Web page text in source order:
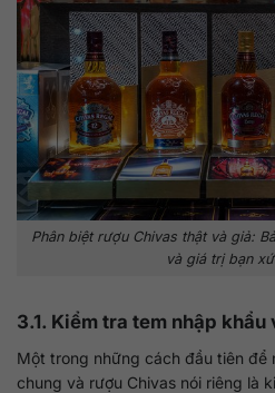
Phân biệt rượu Chivas thật và giả:
và giá trị bạn
3.1. Kiểm tra tem nhập khẩu
Một trong những cách đầu tiên để
chung và rượu Chivas nói riêng là